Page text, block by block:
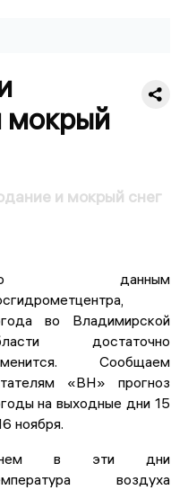
мокрый
и мокрый снег
данным
во Владимирской
достаточно
Сообщаем
«ВН» прогноз
на выходные дни 15
ноября.
в эти дни
воздуха